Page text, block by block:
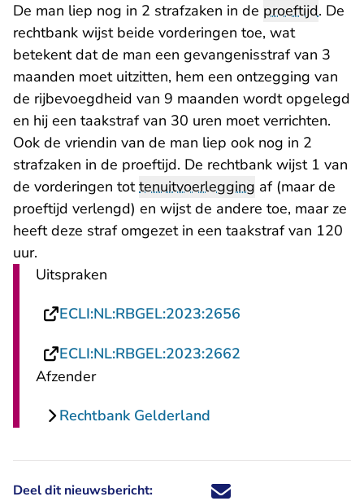
De man liep nog in 2 strafzaken in de proeftijd. De
rechtbank wijst beide vorderingen toe, wat
betekent dat de man een gevangenisstraf van 3
maanden moet uitzitten, hem een ontzegging van
de rijbevoegdheid van 9 maanden wordt opgelegd
en hij een taakstraf van 30 uren moet verrichten.
Ook de vriendin van de man liep ook nog in 2
strafzaken in de proeftijd. De rechtbank wijst 1 van
de vorderingen tottenuitvoerlegging af (maar de
proeftijd verlengd) en wijst de andere toe, maar ze
heeft deze straf omgezet in een taakstraf van 120
uur.
Uitspraken
ECLI:NL:RBGEL:2023:2656
ECLI:NL:RBGEL:2023:2662
Afzender
Rechtbank Gelderland
Deel dit nieuwsbericht: Deel dit nieuwsbericht via X -
Deel dit nieuwsbericht via
Deel dit nieuwsbericht
Deel dit